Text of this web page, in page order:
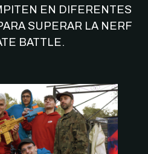
EN DIFERENTES
SUPERAR LA NERF
BATTLE.